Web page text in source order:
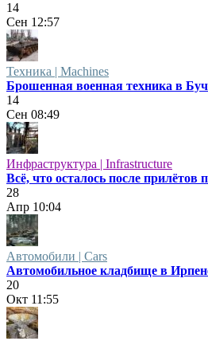
14
Сен 12:57
Техника | Machines
Брошенная военная техника в
14
Сен 08:49
Инфраструктура | Infrastructure
Всё, что осталось после
28
Апр 10:04
Автомобили | Cars
Автомобильное кладбище в
20
Окт 11:55